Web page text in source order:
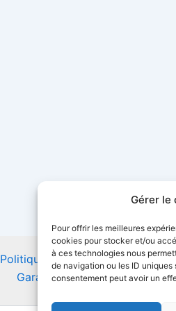
Gérer le
Pour offrir les meilleures
cookies pour stocker et/ou
à ces technologies nous
de navigation ou les ID
consentement peut avoir un
Politique de confidentialité
Garantie Imprimante Store